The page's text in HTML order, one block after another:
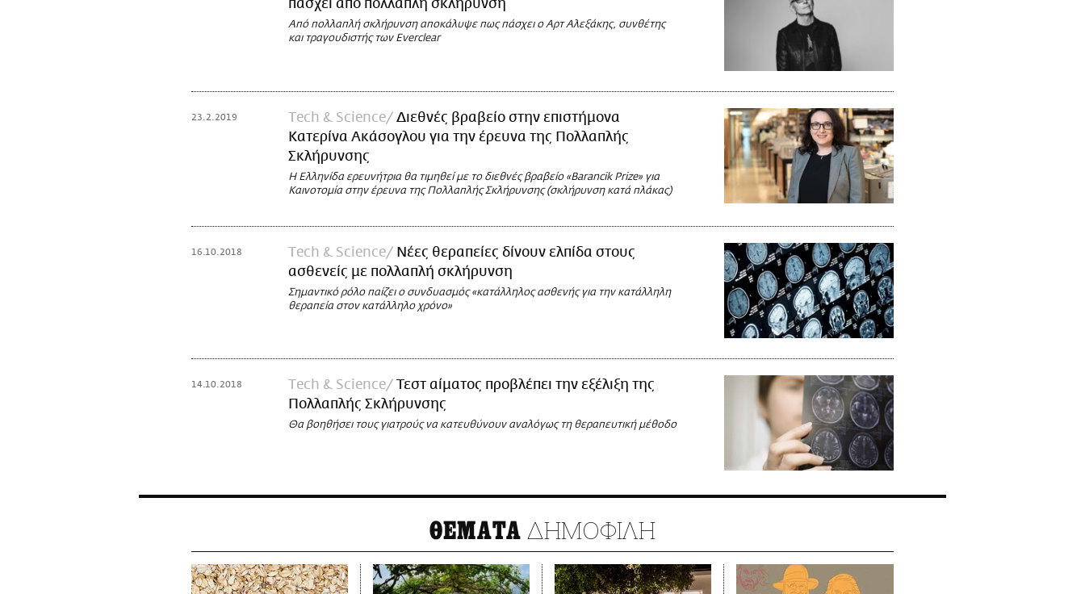
πάσχει από πολλαπλή σκλήρυνση
Aπό πολλαπλή σκλήρυνση αποκάλυψε πως πάσχει ο Αρτ Αλεξάκης, συνθέτης
και τραγουδιστής των Everclear
23.2.2019 Τech & Science
Διεθνές βραβείο στην επιστήμονα
Κατερίνα Ακάσογλου για την έρευνα της Πολλαπλής
Σκλήρυνσης
Η Ελληνίδα ερευνήτρια θα τιμηθεί με το διεθνές βραβείο «Barancik Prize» για
Καινοτομία στην έρευνα της Πολλαπλής Σκλήρυνσης (σκλήρυνση κατά πλάκας)
16.10.2018 Τech & Science
Νέες θεραπείες δίνουν ελπίδα στους
ασθενείς με πολλαπλή σκλήρυνση
Σημαντικό ρόλο παίζει ο συνδυασμός «κατάλληλος ασθενής για την κατάλληλη
θεραπεία στον κατάλληλο χρόνο»
14.10.2018 Τech & Science
Τεστ αίματος προβλέπει την εξέλιξη της
Πολλαπλής Σκλήρυνσης
Θα βοηθήσει τους γιατρούς να κατευθύνουν αναλόγως τη θεραπευτική μέθοδο
ΘΕΜΑΤΑ ΔΗΜΟΦΙΛΗ